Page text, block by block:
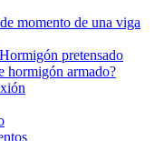
momento de una viga
pretensado
hormigón armado?